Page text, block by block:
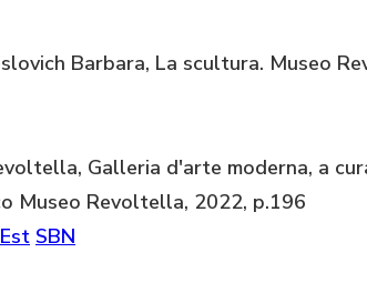
Barbara, La scultura. Museo
Galleria d'arte moderna, a
Museo Revoltella, 2022, p.196
SBN